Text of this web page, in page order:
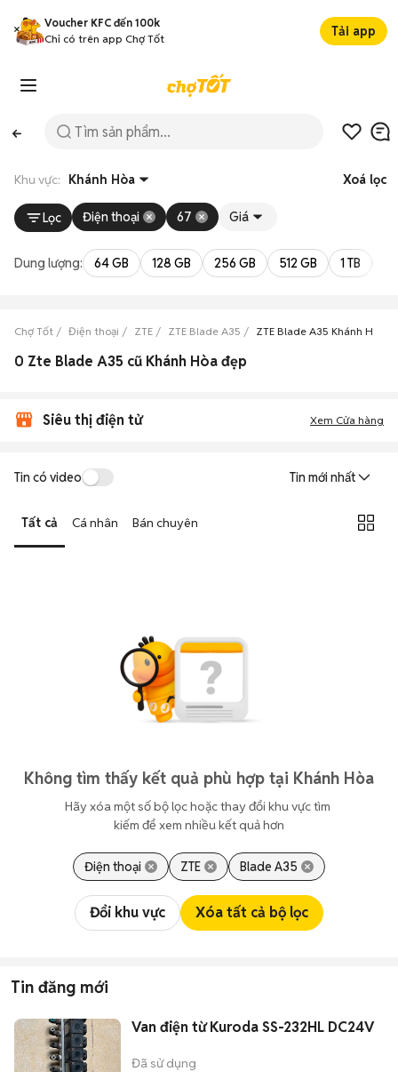
Voucher KFC đến 100k
Chỉ có trên app Chợ Tốt
Tải app
Khu vực: Khánh Hòa Xoá lọc
Lọc Điện thoại 67 Giá
Dung lượng: 64 GB 128 GB 256 GB 512 GB 1 TB
Chợ Tốt Điện thoại ZTE ZTE Blade A35 ZTE Blade A35 Khánh Hòa
0 Zte Blade A35 cũ Khánh Hòa đẹp
Siêu thị điện tử Xem Cửa hàng
Tin có video Tin mới nhất
Tất cả Cá nhân Bán chuyên
Không tìm thấy kết quả phù hợp tại Khánh Hòa
Hãy xóa một số bộ lọc hoặc thay đổi khu vực tìm
kiếm để xem nhiều kết quả hơn
Điện thoại ZTE Blade A35
Đổi khu vực Xóa tất cả bộ lọc
Tin đăng mới
Van điện từ Kuroda SS-232HL DC24V
Đã sử dụng